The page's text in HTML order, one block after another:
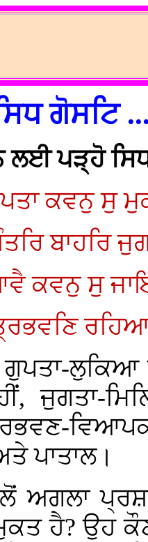
ਗੋਸਟਿ
ਲਈ ਪੜ੍ਹੋ
ਕਵਨੁ ਸੁ
ਬਾਹਰਿ
ਕਵਨੁ ਸੁ
ਗੁਪਤਾ-
ਜੁਗਤਾ-
ਪਾਤਾਲ।
ਅਗਲਾ
ਹੈ? ਉਹ